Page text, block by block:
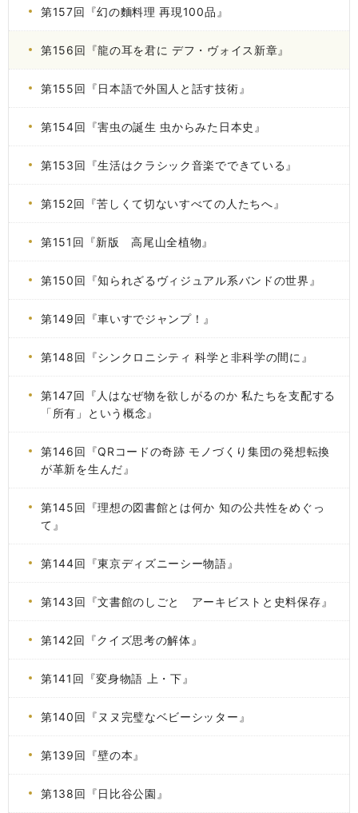
第157回『幻の麵料理 再現100品』
第156回『龍の耳を君に デフ・ヴォイス新章』
第155回『日本語で外国人と話す技術』
第154回『害虫の誕生 虫からみた日本史』
第153回『生活はクラシック音楽でできている』
第152回『苦しくて切ないすべての人たちへ』
第151回『新版 高尾山全植物』
第150回『知られざるヴィジュアル系バンドの世界』
第149回『車いすでジャンプ！』
第148回『シンクロニシティ 科学と非科学の間に』
第147回『人はなぜ物を欲しがるのか 私たちを支配する
「所有」という概念』
第146回『QRコードの奇跡 モノづくり集団の発想転換
が革新を生んだ』
第145回『理想の図書館とは何か 知の公共性をめぐっ
て』
第144回『東京ディズニーシー物語』
第143回『文書館のしごと アーキビストと史料保存』
第142回『クイズ思考の解体』
第141回『変身物語 上・下』
第140回『ヌヌ完璧なベビーシッター』
第139回『壁の本』
第138回『日比谷公園』